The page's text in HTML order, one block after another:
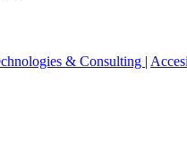
& Consulting |